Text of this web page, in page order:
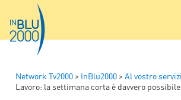
Network Tv2000 > InBlu2000 > Al vostro
Lavoro: la settimana corta è davvero